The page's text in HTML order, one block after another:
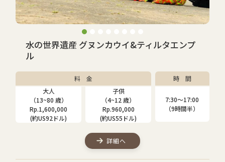
水の世界遺産 グヌンカウイ&ティルタエンプ
ル
料 金
大人
（13~80 歳）
Rp.1,600,000
(約US92ドル)
子供
（4~12 歳）
Rp.960,000
(約US55ドル)
時 間
7:30〜17:00
（9時間半）
詳細へ